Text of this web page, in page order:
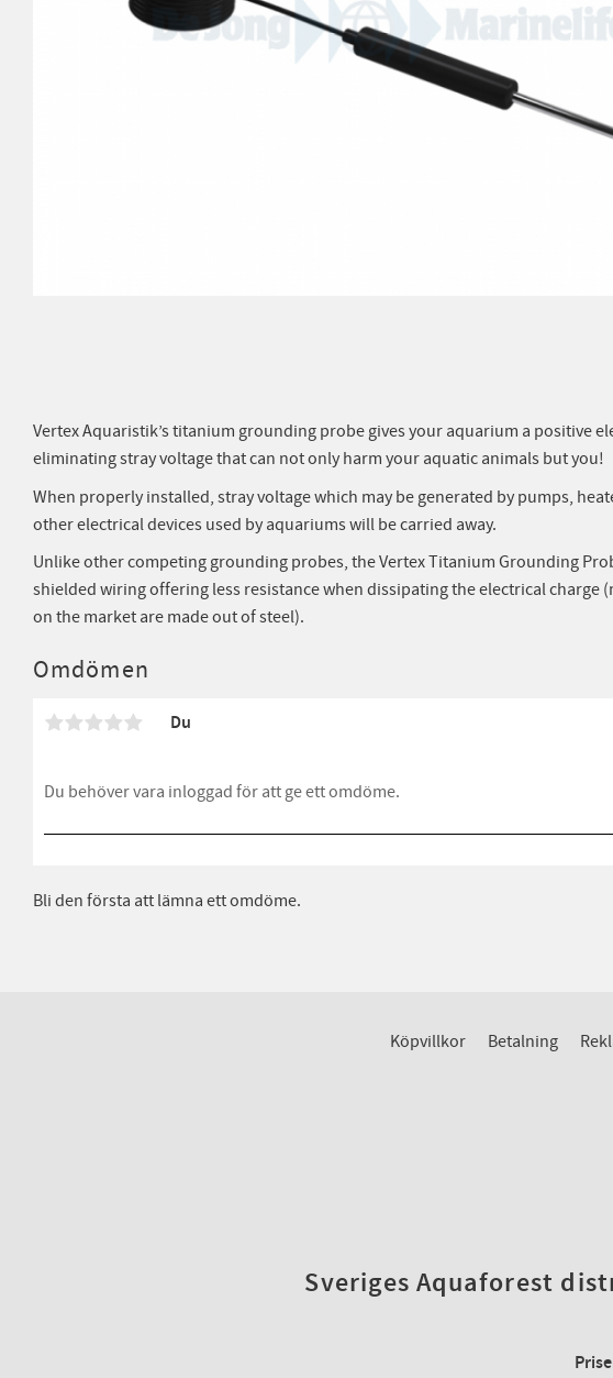
Vertex Aquaristik’s titanium grounding probe gives your aquarium a positive
eliminating stray voltage that can not only harm your aquatic animals but you!
When properly installed, stray voltage which may be generated by pumps,
other electrical devices used by aquariums will be carried away.
Unlike other competing grounding probes, the Vertex Titanium Grounding
shielded wiring offering less resistance when dissipating the electrical charge
on the market are made out of steel).
Omdömen
Du
Bli den första att lämna ett omdöme.
Köpvillkor Betalning
Sveriges Aquaforest